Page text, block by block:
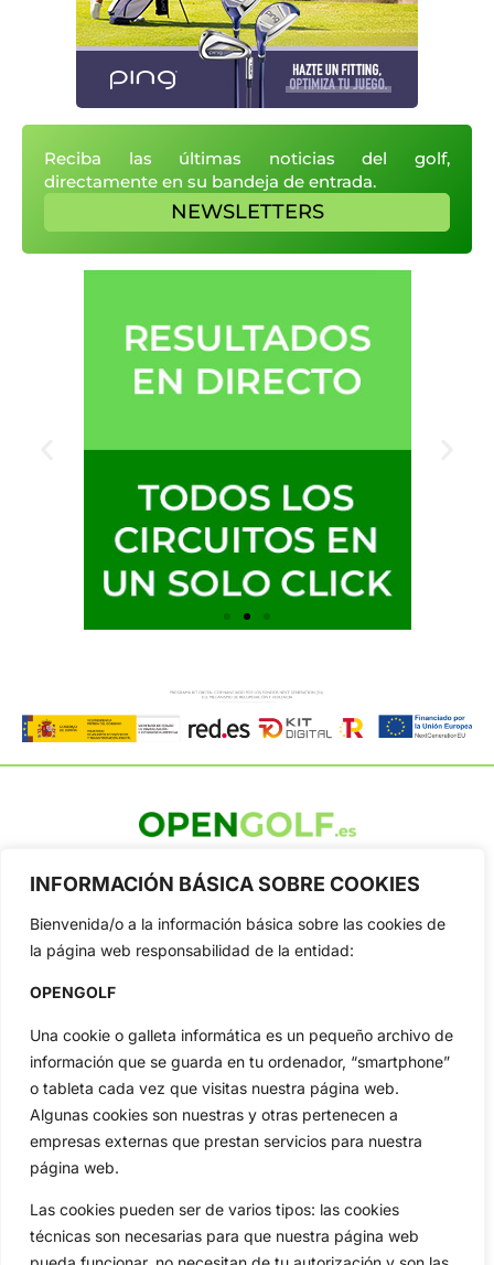
INFORMACIÓN BÁSICA SOBRE COOKIES
Bienvenida/o a la información básica sobre las cookies de
la página web responsabilidad de la entidad:
OPENGOLF
Una cookie o galleta informática es un pequeño archivo de
información que se guarda en tu ordenador, “smartphone”
o tableta cada vez que visitas nuestra página web.
Algunas cookies son nuestras y otras pertenecen a
empresas externas que prestan servicios para nuestra
página web.
Las cookies pueden ser de varios tipos: las cookies
técnicas son necesarias para que nuestra página web
Reciba las últimas noticias del golf,
directamente en su bandeja de entrada.
NEWSLETTERS
profesional y amateur, resultados en directo, vídeos, noticias,
Tour...
Categorias
Inicio
Amateurs
Circuitos
Especiales
Reglas
Vídeos
De Interés
Compañía
Aviso Legal
Política de Privacidad
Política de Cookies